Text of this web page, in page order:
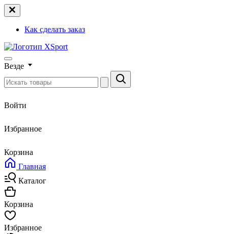
Как сделать заказ
Везде
Войти
Избранное
Корзина
Главная
Каталог
Корзина
Избранное